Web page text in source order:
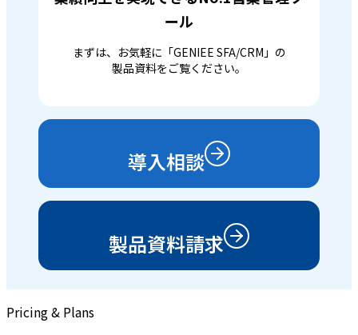
ール
まずは、お気軽に「GENIEE SFA/CRM」の
製品資料をご覧ください。
導入相談
製品資料請求
Pricing & Plans